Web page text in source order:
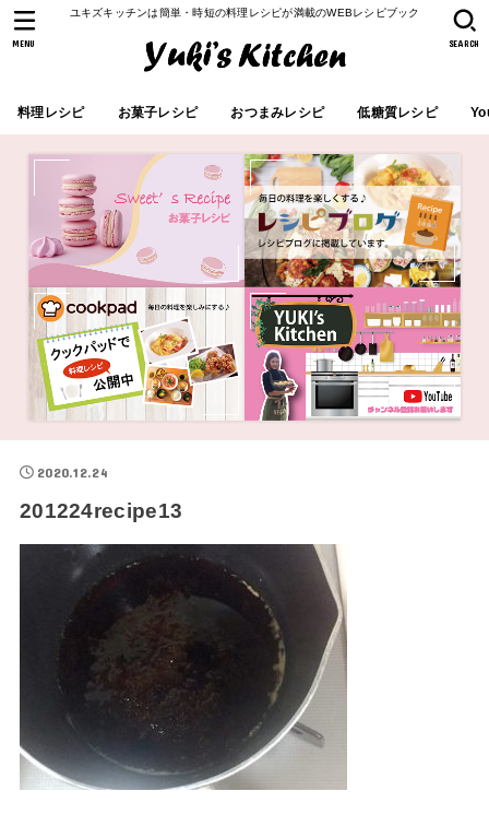
ユキズキッチンは簡単・時短の料理レシピが満載のWEBレシピブック
料理レシピ お菓子レシピ おつまみレシピ 低糖質レシピ
SEARCH
MENU
2020.12.24
201224recipe13